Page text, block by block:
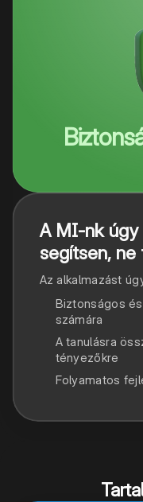
A MI-nk
segítsen,
Az alkalmazást
Biztonságos
számára
A tanulásra
tényezőkre
Folyamatos